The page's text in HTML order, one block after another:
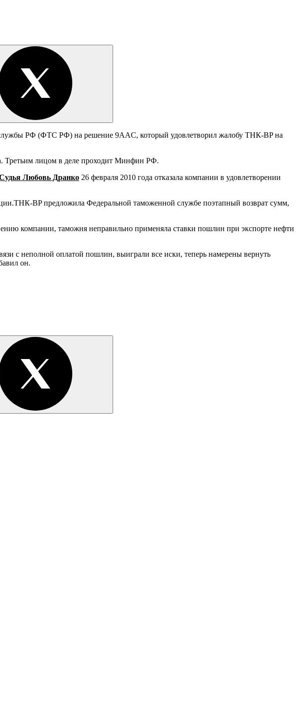
РФ (ФТС РФ) на решение 9AAC, который удовлетворил жалобу ТНК-BP на
Третьим лицом в деле проходит Минфин РФ.
удья Любовь Дранко 26 февраля 2010 года отказала компании в удовлетворении
BP предложила Федеральной таможенной службе поэтапный возврат сумм,
компании, таможня неправильно применяла ставки пошлин при экспорте нефти
с неполной оплатой пошлин, выиграли все иски, теперь намерены вернуть
он.